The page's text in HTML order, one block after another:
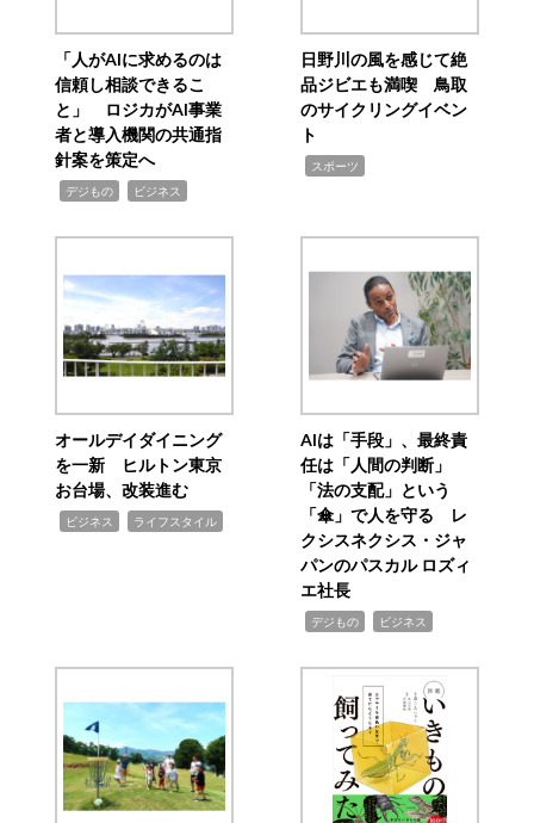
「人がAIに求めるのは
信頼し相談できるこ
と」 ロジカがAI事業
者と導入機関の共通指
針案を策定へ
デジもの ビジネス
日野川の風を感じて絶
品ジビエも満喫 鳥取
のサイクリングイベン
ト
スポーツ
オールデイダイニング
を一新 ヒルトン東京
お台場、改装進む
ビジネス ライフスタイル
AIは「手段」、最終責
任は「人間の判断」
「法の支配」という
「傘」で人を守る レ
クシスネクシス・ジャ
パンのパスカル ロズィ
エ社長
デジもの ビジネス